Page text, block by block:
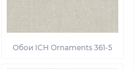
Обои ІСН Ornaments 361-5